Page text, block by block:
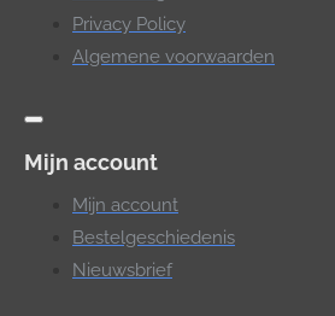
Privacy Policy
Algemene voorwaarden
Mijn account
Mijn account
Bestelgeschiedenis
Nieuwsbrief